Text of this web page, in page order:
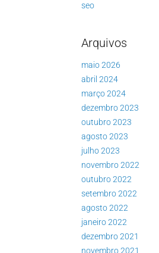
seo
Arquivos
maio 2026
abril 2024
março 2024
dezembro 2023
outubro 2023
agosto 2023
julho 2023
novembro 2022
outubro 2022
setembro 2022
agosto 2022
janeiro 2022
dezembro 2021
novembro 2021